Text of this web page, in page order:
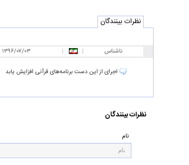
نظرات بینندگان
ناشناس |
| ۱۰:۲۱ -
اجرای از این دست برنامه‌های قرآنی افزایش یابد
نظرات بینندگان
نام